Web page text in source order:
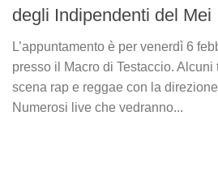
degli Indipendenti del Mei
L’appuntamento è per venerdì 6
presso il Macro di Testaccio.
scena rap e reggae con la
Numerosi live che vedranno...